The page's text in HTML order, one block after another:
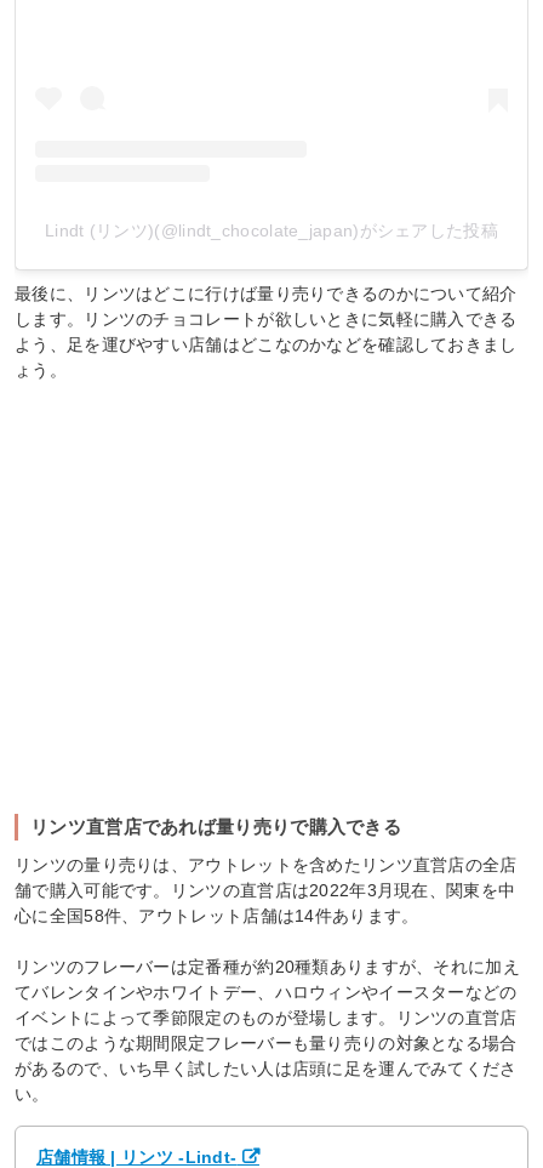
Lindt (リンツ)(@lindt_chocolate_japan)がシェアした投稿
最後に、リンツはどこに行けば量り売りできるのかについて紹介
します。リンツのチョコレートが欲しいときに気軽に購入できる
よう、足を運びやすい店舗はどこなのかなどを確認しておきまし
ょう。
リンツ直営店であれば量り売りで購入できる
リンツの量り売りは、アウトレットを含めたリンツ直営店の全店
舗で購入可能です。リンツの直営店は2022年3月現在、関東を中
心に全国58件、アウトレット店舗は14件あります。
リンツのフレーバーは定番種が約20種類ありますが、それに加え
てバレンタインやホワイトデー、ハロウィンやイースターなどの
イベントによって季節限定のものが登場します。リンツの直営店
ではこのような期間限定フレーバーも量り売りの対象となる場合
があるので、いち早く試したい人は店頭に足を運んでみてくださ
い。
店舗情報 | リンツ -Lindt-